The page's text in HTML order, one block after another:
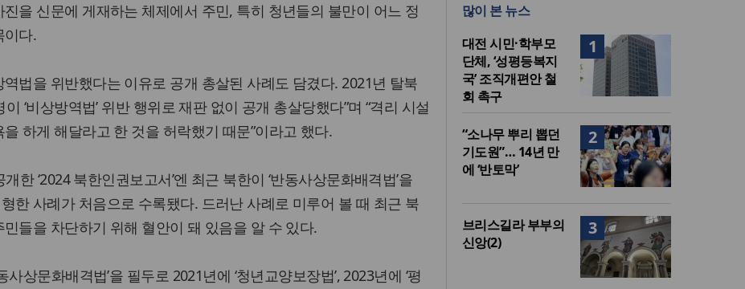
을 신문에 게재하는 체제에서 주민, 특히 청년들의 불만이 어느 정
이다.
법을 위반했다는 이유로 공개 총살된 사례도 담겼다. 2021년 탈북
‘비상방역법’ 위반 행위로 재판 없이 공개 총살당했다”며 “격리 시설
하게 해달라고 한 것을 허락했기 때문”이라고 했다.
한 ‘2024 북한인권보고서’엔 최근 북한이 ‘반동사상문화배격법’을
한 사례가 처음으로 수록됐다. 드러난 사례로 미루어 볼 때 최근 북
들을 차단하기 위해 혈안이 돼 있음을 알 수 있다.
사상문화배격법’을 필두로 2021년에 ‘청년교양보장법’, 2023년에 ‘평
시장 담은 로컬 매거진 ‘포항집’
8·15 전국통일광장 연합기도
회, 대전서 열린다
많이 본 뉴스
1
대전 시민·학부모
단체, ‘성평등복지
국’ 조직개편안 철
회 촉구
2
“소나무 뿌리 뽑던
기도원”… 14년 만
에 ‘반토막’
3
브리스길라 부부의
신앙(2)